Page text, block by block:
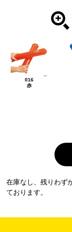
016
赤
在庫なし、残りわず
ております。